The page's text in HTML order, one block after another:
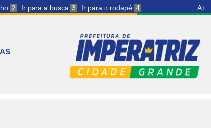
2 Ir para a busca 3 Ir para o rodapé 4 A+